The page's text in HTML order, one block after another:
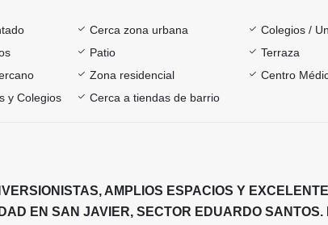
Cerca zona urbana
Colegios /
Patio
Terraza
Zona residencial
Centro
y Colegios
Cerca a tiendas de barrio
AMPLIOS ESPACIOS Y
EN SAN JAVIER, SECTOR EDUARDO SANTOS.